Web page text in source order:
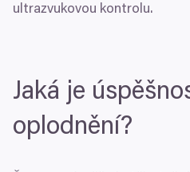
ultrazvukovou kontrolu.
Jaká je
oplodnění?